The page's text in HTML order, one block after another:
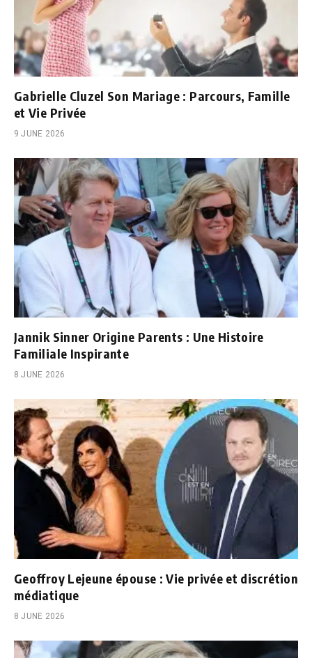
Gabrielle Cluzel Son Mariage : Parcours, Famille
et Vie Privée
9 JUNE 2026
Jannik Sinner Origine Parents : Une Histoire
Familiale Inspirante
8 JUNE 2026
Geoffroy Lejeune épouse : Vie privée et discrétion
médiatique
8 JUNE 2026